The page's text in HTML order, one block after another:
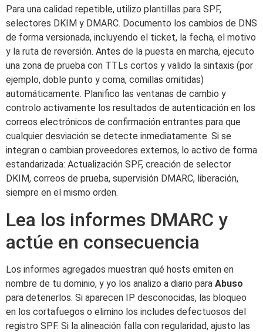
Para una calidad repetible, utilizo plantillas para SPF,
selectores DKIM y DMARC. Documento los cambios de DNS
de forma versionada, incluyendo el ticket, la fecha, el motivo
y la ruta de reversión. Antes de la puesta en marcha, ejecuto
una zona de prueba con TTLs cortos y valido la sintaxis (por
ejemplo, doble punto y coma, comillas omitidas)
automáticamente. Planifico las ventanas de cambio y
controlo activamente los resultados de autenticación en los
correos electrónicos de confirmación entrantes para que
cualquier desviación se detecte inmediatamente. Si se
integran o cambian proveedores externos, lo activo de forma
estandarizada: Actualización SPF, creación de selector
DKIM, correos de prueba, supervisión DMARC, liberación,
siempre en el mismo orden.
Lea los informes DMARC y
actúe en consecuencia
Los informes agregados muestran qué hosts emiten en
nombre de tu dominio, y yo los analizo a diario para Abuso
para detenerlos. Si aparecen IP desconocidas, las bloqueo
en los cortafuegos o elimino los includes defectuosos del
registro SPF. Si la alineación falla con regularidad, ajusto las